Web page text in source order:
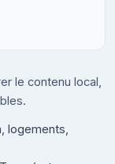
le contenu local,
logements,